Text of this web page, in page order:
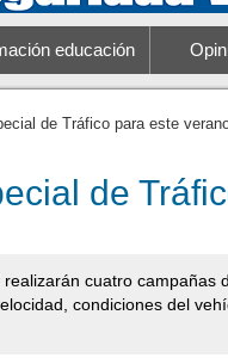
educación
de Tráfico para este
de
cuatro campañas
condiciones del